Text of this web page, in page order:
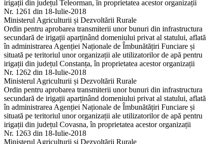
irigații din județul Teleorman, în proprietatea acestor organizații
Nr. 1261 din 18-Iulie-2018
Ministerul Agriculturii și Dezvoltării Rurale
Ordin pentru aprobarea transmiterii unor bunuri din infrastructura
secundară de irigații aparținând domeniului privat al statului, aflată
în administrarea Agenției Naționale de Îmbunătățiri Funciare și
situată pe teritoriul unor organizații ale utilizatorilor de apă pentru
irigații din județul Constanța, în proprietatea acestor organizații
Nr. 1262 din 18-Iulie-2018
Ministerul Agriculturii și Dezvoltării Rurale
Ordin pentru aprobarea transmiterii unor bunuri din infrastructura
secundară de irigații aparținând domeniului privat al statului, aflată
în administrarea Agenției Naționale de Îmbunătățiri Funciare și
situată pe teritoriul unor organizații ale utilizatorilor de apă pentru
irigații din județul Covasna, în proprietatea acestor organizații
Nr. 1263 din 18-Iulie-2018
Ministerul Agriculturii și Dezvoltării Rurale